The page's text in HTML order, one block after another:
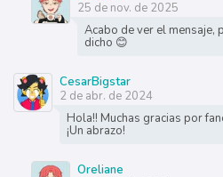
25 de nov. de 2025
Acabo de ver el mensaje,
dicho 😊
CesarBigstar
2 de abr. de 2024
Hola!! Muchas gracias por
¡Un abrazo!
Oreliane